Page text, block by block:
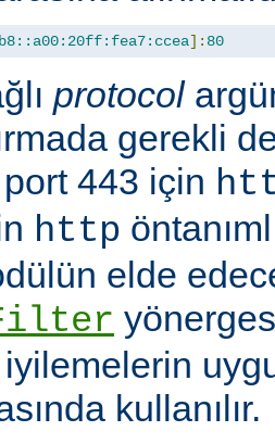
]: 80
protocol
gerekli
443 için
http
elde
kullanılır.